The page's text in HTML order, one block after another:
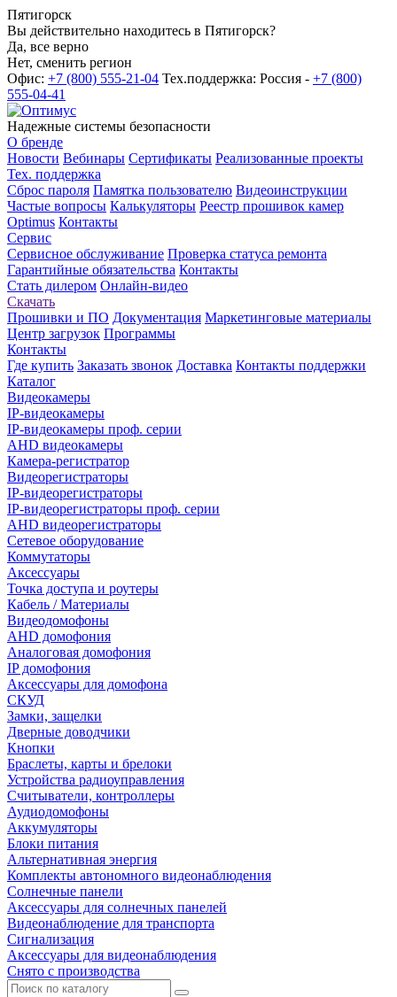
Пятигорск
Вы действительно находитесь в Пятигорск?
Да, все верно
Нет, сменить регион
Офис: +7 (800) 555-21-04 Тех.поддержка: Россия - +7 (800)
555-04-41
Надежные системы безопасности
О бренде
Новости Вебинары Сертификаты Реализованные проекты
Тех. поддержка
Сброс пароля Памятка пользователю Видеоинструкции
Частые вопросы Калькуляторы Реестр прошивок камер
Optimus Контакты
Сервис
Сервисное обслуживание Проверка статуса ремонта
Гарантийные обязательства Контакты
Стать дилером Онлайн-видео
Скачать
Прошивки и ПО Документация Маркетинговые материалы
Центр загрузок Программы
Контакты
Где купить Заказать звонок Доставка Контакты поддержки
Каталог
Видеокамеры
IP-видеокамеры
IP-видеокамеры проф. серии
AHD видеокамеры
Камера-регистратор
Видеорегистраторы
IP-видеорегистраторы
IP-видеорегистраторы проф. серии
AHD видеорегистраторы
Сетевое оборудование
Коммутаторы
Аксессуары
Точка доступа и роутеры
Кабель / Материалы
Видеодомофоны
AHD домофония
Аналоговая домофония
IP домофония
Аксессуары для домофона
СКУД
Замки, защелки
Дверные доводчики
Кнопки
Браслеты, карты и брелоки
Устройства радиоуправления
Считыватели, контроллеры
Аудиодомофоны
Аккумуляторы
Блоки питания
Альтернативная энергия
Комплекты автономного видеонаблюдения
Солнечные панели
Аксессуары для солнечных панелей
Видеонаблюдение для транспорта
Сигнализация
Аксессуары для видеонаблюдения
Снято с производства